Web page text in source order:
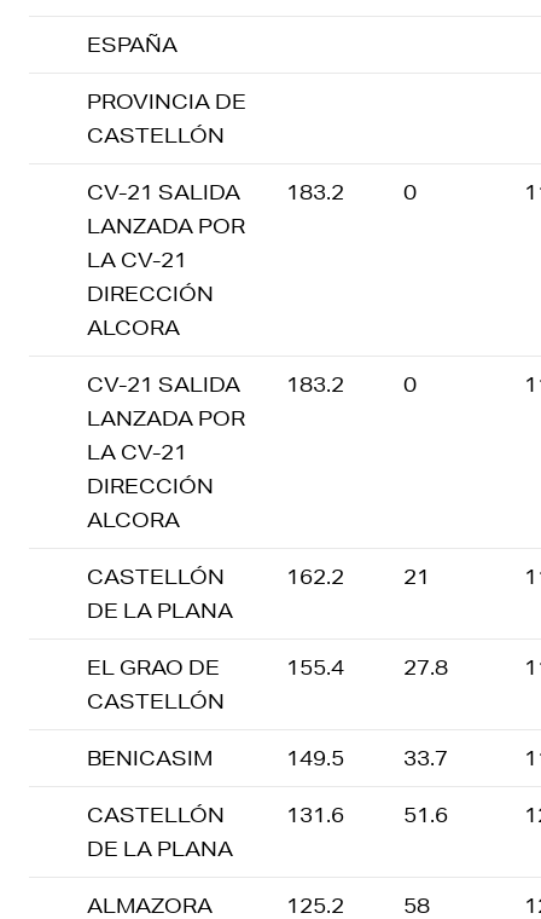
ESPAÑA
PROVINCIA DE
CASTELLÓN
CV-21 SALIDA
LANZADA POR
LA CV-21
DIRECCIÓN
ALCORA
183.2 0
CV-21 SALIDA
LANZADA POR
LA CV-21
DIRECCIÓN
ALCORA
183.2 0
CASTELLÓN
DE LA PLANA
162.2 21
EL GRAO DE
CASTELLÓN
155.4 27.8
BENICASIM 149.5 33.7
CASTELLÓN
DE LA PLANA
131.6 51.6
ALMAZORA 125.2 58